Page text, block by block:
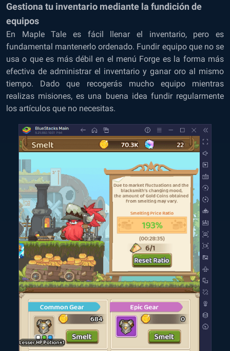
Gestiona tu inventario mediante la fundición de
equipos
En Maple Tale es fácil llenar el inventario, pero es
fundamental mantenerlo ordenado. Fundir equipo que no se
usa o que es más débil en el menú Forge es la forma más
efectiva de administrar el inventario y ganar oro al mismo
tiempo. Dado que recogerás mucho equipo mientras
realizas misiones, es una buena idea fundir regularmente
los artículos que no necesitas.